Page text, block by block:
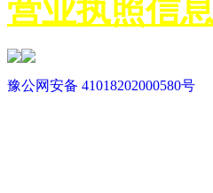
营业执照信
豫公网安备 41018202000580号